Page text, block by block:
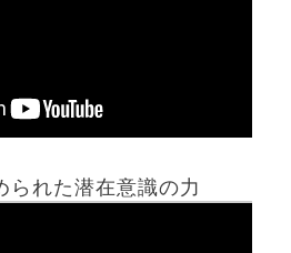
られた潜在意識の力